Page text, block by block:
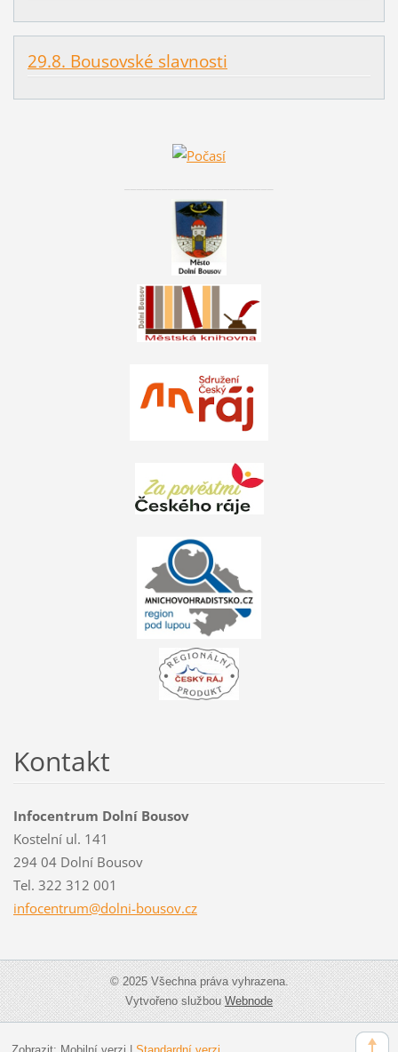
29.8. Bousovské slavnosti
Kontakt
Infocentrum Dolní Bousov
Kostelní ul. 141
294 04 Dolní Bousov
Tel. 322 312 001
infocentrum@dolni-bousov.cz
© 2025 Všechna práva vyhrazena.
Vytvořeno službouWebnode